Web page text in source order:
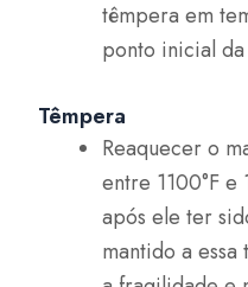
têmpera em
ponto inicial
Têmpera
Reaquecer o
entre 1100°F e
após ele ter
mantido a